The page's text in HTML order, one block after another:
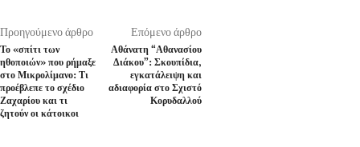
Προηγούμενο άρθρο
Το «σπίτι των
ηθοποιών» που ρήμαξε
στο Μικρολίμανο: Τι
προέβλεπε το σχέδιο
Ζαχαρίου και τι
ζητούν οι κάτοικοι
Επόμενο άρθρο
Αθάνατη “Αθανασίου
Διάκου”: Σκουπίδια,
εγκατάλειψη και
αδιαφορία στο Σχιστό
Κορυδαλλού